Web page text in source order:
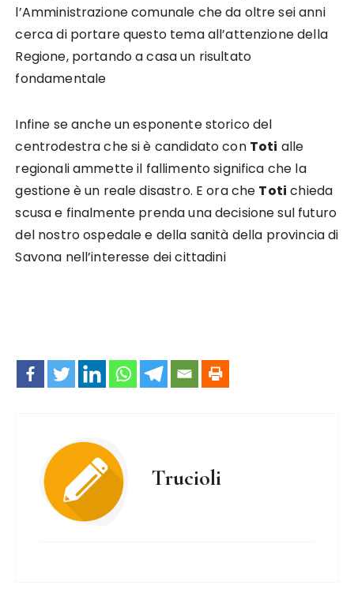
l’Amministrazione comunale che da oltre sei anni
cerca di portare questo tema all’attenzione della
Regione, portando a casa un risultato
fondamentale
Infine se anche un esponente storico del
centrodestra che si è candidato con Toti alle
regionali ammette il fallimento significa che la
gestione è un reale disastro. E ora che Toti chieda
scusa e finalmente prenda una decisione sul futuro
del nostro ospedale e della sanità della provincia di
Savona nell’interesse dei cittadini
Trucioli